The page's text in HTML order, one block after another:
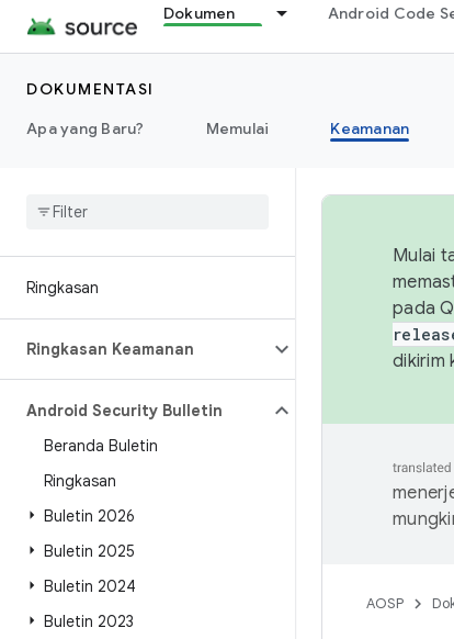
Dokumen Android Code
DOKUMENTASI
Apa yang Baru?
Memulai Keamanan
Ringkasan
Ringkasan Keamanan
Android Security Bulletin
Beranda Buletin
Ringkasan
Buletin 2026
Buletin 2025
Buletin 2024
Buletin 2023
Mulai
pada
dikirim
AOSP